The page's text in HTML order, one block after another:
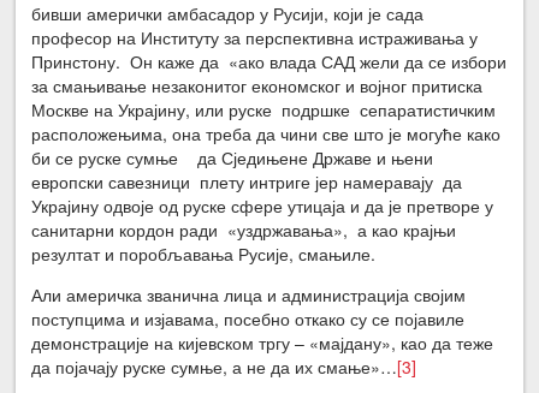
бивши амерички амбасадор у Русији, који је сада
професор на Институту за перспективна истраживања у
Принстону. Он каже да «ако влада САД жели да се избори
за смањивање незаконитог економског и војног притиска
Москве на Украјину, или руске подршке сепаратистичким
расположењима, она треба да чини све што је могуће како
би се руске сумње да Сједињене Државе и њени
европски савезници плету интриге јер намеравају да
Украјину одвоје од руске сфере утицаја и да је претворе у
санитарни кордон ради «уздржавања», а као крајњи
резултат и поробљавања Русије, смањиле.
Али америчка званична лица и администрација својим
поступцима и изјавама, посебно откако су се појавиле
демонстрације на кијевском тргу – «мајдану», као да теже
да појачају руске сумње, а не да их смање»…[3]